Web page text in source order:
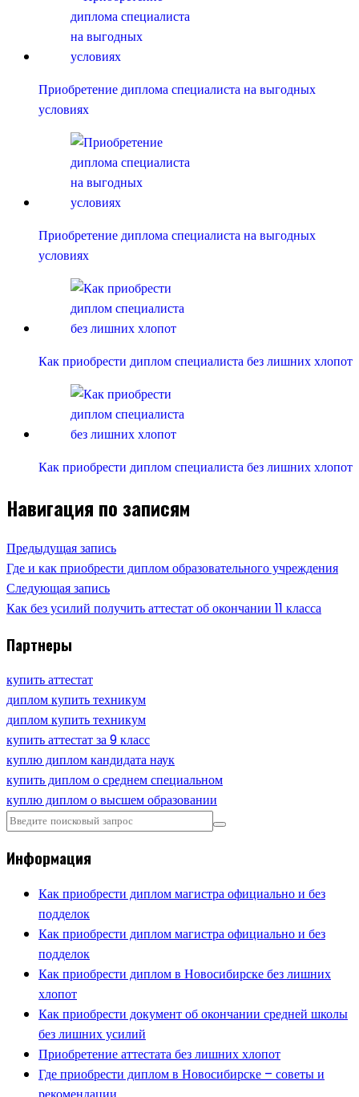
Приобретение диплома специалиста на выгодных
условиях
Приобретение диплома специалиста на выгодных
условиях
Как приобрести диплом специалиста без лишних хлопот
Как приобрести диплом специалиста без лишних хлопот
Навигация по записям
Предыдущая запись
Где и как приобрести диплом образовательного учреждения
Следующая запись
Как без усилий получить аттестат об окончании 11 класса
Партнеры
купить аттестат
диплом купить техникум
диплом купить техникум
купить аттестат за 9 класс
куплю диплом кандидата наук
купить диплом о среднем специальном
куплю диплом о высшем образовании
Информация
Как приобрести диплом магистра официально и без
подделок
Как приобрести диплом магистра официально и без
подделок
Как приобрести диплом в Новосибирске без лишних
хлопот
Как приобрести документ об окончании средней школы
без лишних усилий
Приобретение аттестата без лишних хлопот
Где приобрести диплом в Новосибирске – советы и